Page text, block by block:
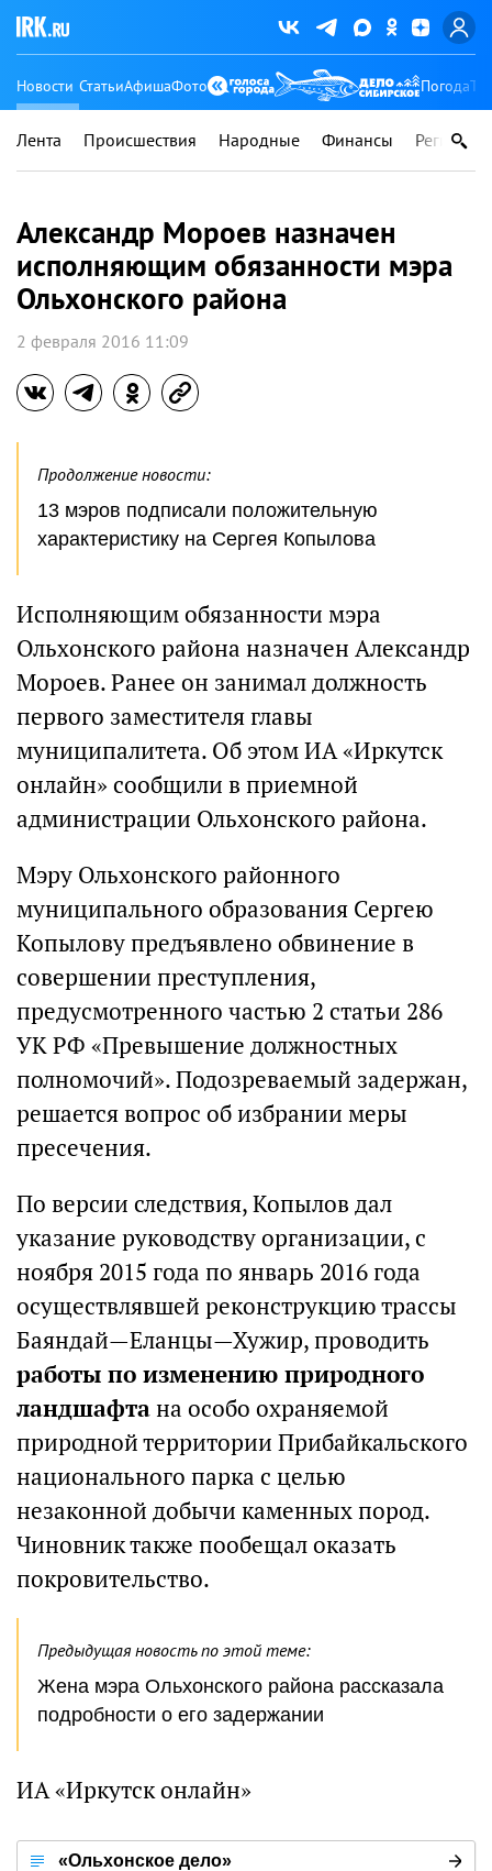
Новости СтатьиАфишаФото Погода
Лента Происшествия Народные Финансы Регионы
Александр Мороев назначен
исполняющим обязанности мэра
Ольхонского района
2 февраля 2016 11:09
Продолжение новости:
13 мэров подписали положительную
характеристику на Сергея Копылова
Исполняющим обязанности мэра
Ольхонского района назначен Александр
Мороев. Ранее он занимал должность
первого заместителя главы
муниципалитета. Об этом ИА «Иркутск
онлайн» сообщили в приемной
администрации Ольхонского района.
Мэру Ольхонского районного
муниципального образования Сергею
Копылову предъявлено обвинение в
совершении преступления,
предусмотренного частью 2 статьи 286
УК РФ «Превышение должностных
полномочий». Подозреваемый задержан,
решается вопрос об избрании меры
пресечения.
По версии следствия, Копылов дал
указание руководству организации, с
ноября 2015 года по январь 2016 года
осуществлявшей реконструкцию трассы
Баяндай—Еланцы—Хужир, проводить
работы по изменению природного
ландшафтана особо охраняемой
природной территории Прибайкальского
национального парка с целью
незаконной добычи каменных пород.
Чиновник также пообещал оказать
покровительство.
Предыдущая новость по этой теме:
Жена мэра Ольхонского района рассказала
подробности о его задержании
ИА «Иркутск онлайн»
«Ольхонское дело»